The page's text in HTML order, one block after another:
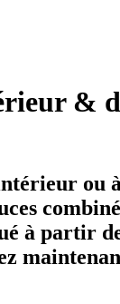
&
ou
à partir